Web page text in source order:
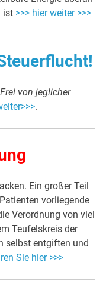
ist >>> hier weiter >>>
Frei von jeglicher
.
Ein großer Teil
vorliegende
Verordnung von viel
Teufelskreis der
selbst entgiften und
Sie hier >>>